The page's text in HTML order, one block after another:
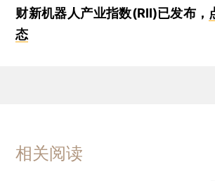
财新机器人产业指数(RII)已发布，
态
相关阅读